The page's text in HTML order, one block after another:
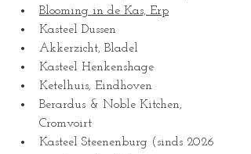
Blooming in de Kas, Erp
Kasteel Dussen
Akkerzicht, Bladel
Kasteel Henkenshage
Ketelhuis, Eindhoven
Berardus & Noble Kitchen,
Cromvoirt
Kasteel Steenenburg (sinds 2026